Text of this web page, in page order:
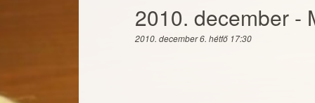
2010. december -
2010. december 6. hétfő 17:30